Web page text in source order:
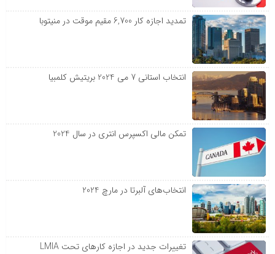
تمدید اجازه کار 6,700 مقیم موقت در منیتوبا
انتخاب استانی 7 می 2024 بریتیش کلمبیا
تمکن مالی اکسپرس انتری در سال 2024
انتخاب‌های آلبرتا در مارچ 2024
تغییرات جدید در اجازه کارهای تحت LMIA